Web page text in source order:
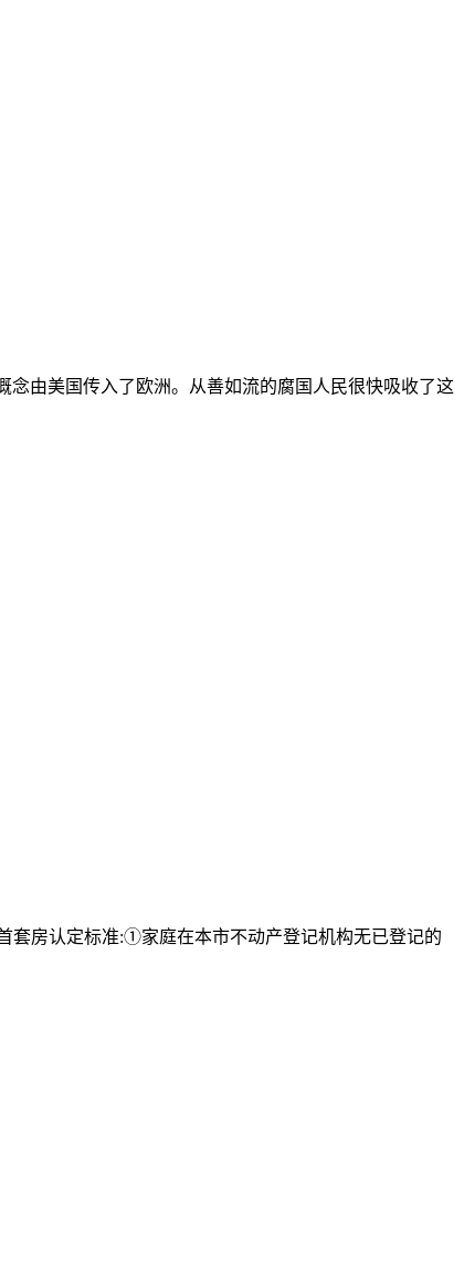
由美国传入了欧洲。从善如流的腐国人民很快吸收了这
套房认定标准:①家庭在本市不动产登记机构无已登记的